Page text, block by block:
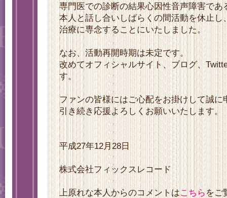
専門医での診断の結果心因性音声障害であ
本人と話し合いしばらくの間活動を休止し
治療に専念することにいたしました。
なお、活動再開時期は未定です。
改めてオフィシャルサイト、ブログ、
す。
ファンの皆様にはご心配をお掛けして誠に
引き続き応援よろしくお願いいたします。
平成27年12月28日
株式会社フィックスレコード
上原れな本人からのコメントはこちらをご